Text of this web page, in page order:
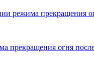
режима прекращения
прекращения огня